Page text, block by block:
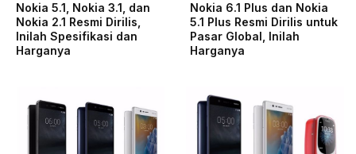
Nokia 5.1, Nokia 3.1, dan
Nokia 2.1 Resmi Dirilis,
Inilah Spesifikasi dan
Harganya
Nokia 6.1 Plus dan Nokia
5.1 Plus Resmi Dirilis untuk
Pasar Global, Inilah
Harganya